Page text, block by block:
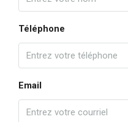
Téléphone
Email